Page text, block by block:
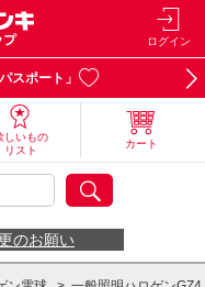
ログイン
スポート」
しいもの
リスト
カート
のお願い